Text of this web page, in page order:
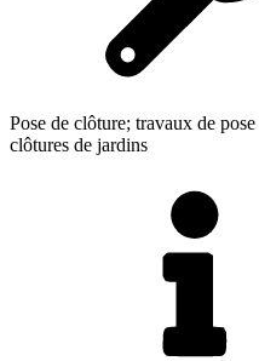
Pose de clôture; travaux de
clôtures de jardins